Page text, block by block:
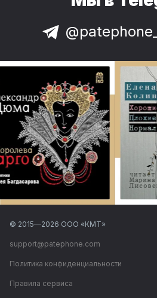
© 2015—2026 ООО «КМТ»
support@patephone.com
Политика конфиденциальности
Правила сервиса